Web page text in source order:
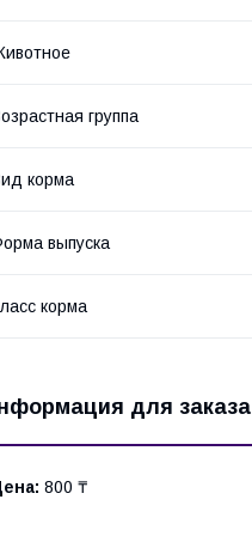
группа
корма
выпуска
корма
для заказа
800 ₸